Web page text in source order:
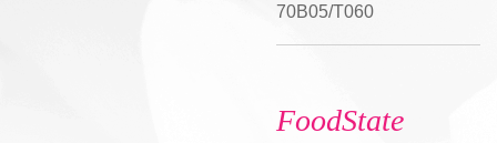
70B05/T060
FoodState